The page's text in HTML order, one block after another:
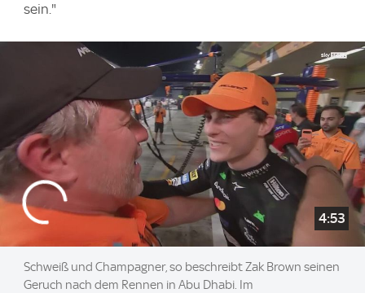
sein."
4:53
Schweiß und Champagner, so beschreibt Zak Brown seinen
Geruch nach dem Rennen in Abu Dhabi. Im